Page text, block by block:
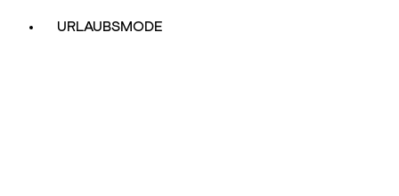
URLAUBSMODE